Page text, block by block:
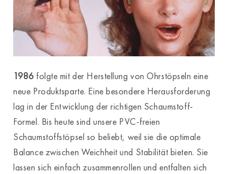
1986 folgte mit der Herstellung von Ohrstöpseln eine
neue Produktsparte. Eine besondere Herausforderung
lag in der Entwicklung der richtigen Schaumstoff-
Formel. Bis heute sind unsere PVC-freien
Schaumstoffstöpsel so beliebt, weil sie die optimale
Balance zwischen Weichheit und Stabilität bieten. Sie
lassen sich einfach zusammenrollen und entfalten sich